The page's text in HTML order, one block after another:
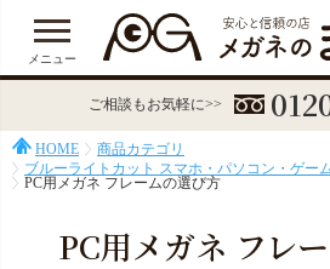
メニュー
ご相談もお気軽に>>
HOME
商品カテゴリ
ブルーライトカット スマホ・パソコン・ゲー
PC用メガネ フレームの選び方
PC用メガネ フレ